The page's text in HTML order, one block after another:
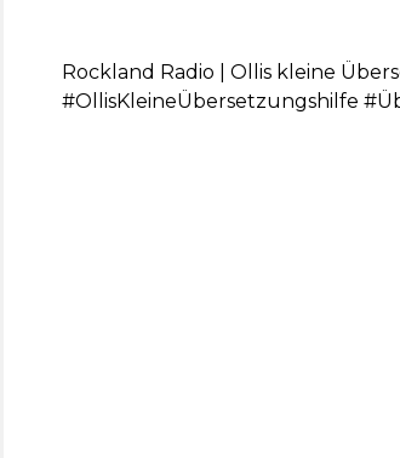
Rockland Radio | Ollis kleine
#OllisKleineÜbersetzungshilfe